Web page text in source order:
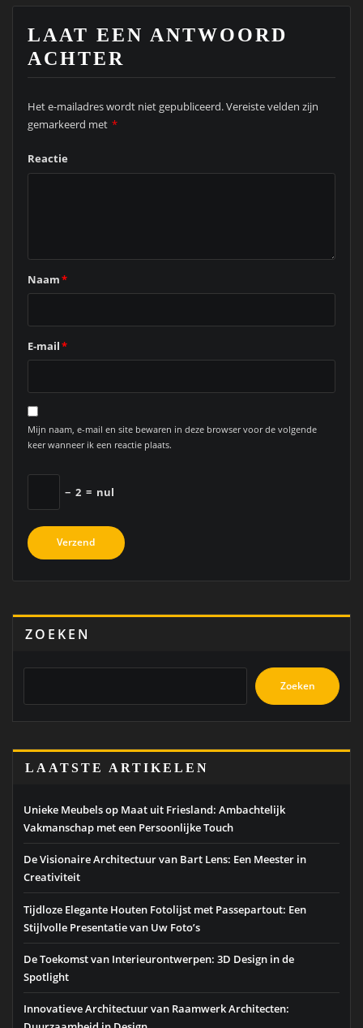
LAAT EEN ANTWOORD
ACHTER
Het e-mailadres wordt niet gepubliceerd.Vereiste velden zijn
gemarkeerd met *
Reactie
Naam*
E-mail*
Mijn naam, e-mail en site bewaren in deze browser voor de volgende
keer wanneer ik een reactie plaats.
− 2 = nul
ZOEKEN
Zoeken
LAATSTE ARTIKELEN
Unieke Meubels op Maat uit Friesland: Ambachtelijk
Vakmanschap met een Persoonlijke Touch
De Visionaire Architectuur van Bart Lens: Een Meester in
Creativiteit
Tijdloze Elegante Houten Fotolijst met Passepartout: Een
Stijlvolle Presentatie van Uw Foto’s
De Toekomst van Interieurontwerpen: 3D Design in de
Spotlight
Innovatieve Architectuur van Raamwerk Architecten: